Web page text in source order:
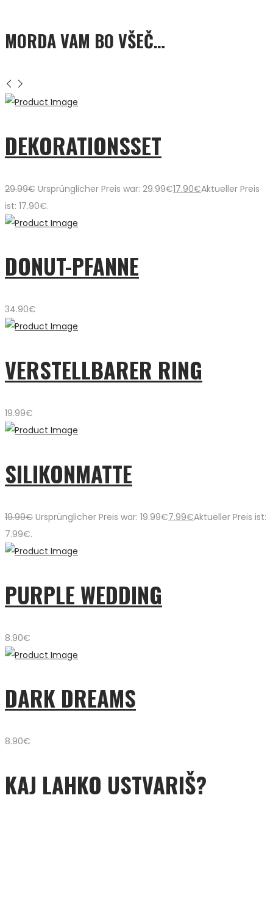
MORDA VAM BO VŠEČ…
DEKORATIONSSET
29.99€ Ursprünglicher Preis war: 29.99€17.90€Aktueller Preis
ist: 17.90€.
DONUT-PFANNE
34.90€
VERSTELLBARER RING
19.99€
SILIKONMATTE
19.99€ Ursprünglicher Preis war: 19.99€7.99€Aktueller Preis ist:
7.99€.
PURPLE WEDDING
8.90€
DARK DREAMS
8.90€
KAJ LAHKO USTVARIŠ?